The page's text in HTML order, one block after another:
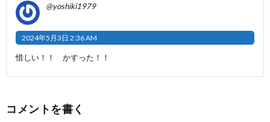
@yoshiki1979
2024年5月3日 2:36 AM
惜しい！！ かすった！！
コメントを書く